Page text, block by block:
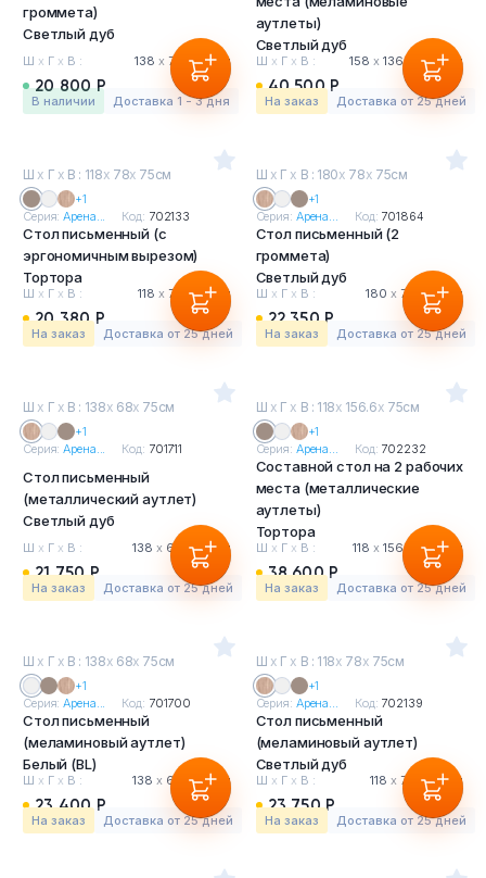
громмета)
Светлый дуб
Ш х Г х В : 138 х78 х75 см
20 800 Р
в наличии Доставка 1 - 3 дня
аутлеты)
Светлый дуб
Ш х Г х В : 158 х 136.6 х75 см
40 500 Р
На заказ Доставка от 25 дней
Ш х Г х В : 118х 78х 75см
+1
Серия:Арена... Код: 702133
Стол письменный (с
эргономичным вырезом)
Тортора
Ш х Г х В : 118 х78 х75 см
20 380 Р
На заказ Доставка от 25 дней
Ш х Г х В : 180х 78х 75см
+1
Серия: Арена... Код: 701864
Стол письменный (2
громмета)
Светлый дуб
Ш х Г х В : 180 х 78 х75 см
22 350 Р
На заказ Доставка от 25 дней
Ш х Г х В : 138х 68х 75см
+1
Серия:Арена... Код: 701711
Стол письменный
(металлический аутлет)
Светлый дуб
Ш х Г х В : 138 х68 х75 см
21 750 Р
На заказ Доставка от 25 дней
Ш х Г х В : 118х 156.6х 75см
+1
Серия: Арена... Код: 702232
Составной стол на 2 рабочих
места (металлические
аутлеты)
Тортора
Ш х Г х В : 118 х 156.6 х75 см
38 600 Р
На заказ Доставка от 25 дней
Ш х Г х В : 138х 68х 75см
+1
Серия:Арена... Код: 701700
Стол письменный
(меламиновый аутлет)
Белый (BL)
Ш х Г х В : 138 х68 х75 см
23 400 Р
На заказ Доставка от 25 дней
Ш х Г х В : 118х 78х 75см
+1
Серия: Арена... Код: 702139
Стол письменный
(меламиновый аутлет)
Светлый дуб
Ш х Г х В : 118 х 78 х75 см
23 750 Р
На заказ Доставка от 25 дней